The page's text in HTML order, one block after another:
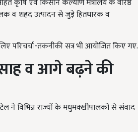
कृषि एवं किसान कल्याण मंत्रालय के वरिष्ठ
व शहद उत्पादन से जुड़े हितधारक व
परिचर्चा-तकनीकी सत्र भी आयोजित किए गए.
व आगे बढ़ने की
ने विभिन्न राज्यों के मधुमक्खीपालकों से संवाद